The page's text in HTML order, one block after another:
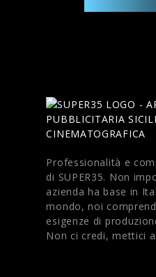
Professionalità e
di SUPER35. Non
azienda ha base in
mondo, noi
esigenze di
Non ci credi, mettici